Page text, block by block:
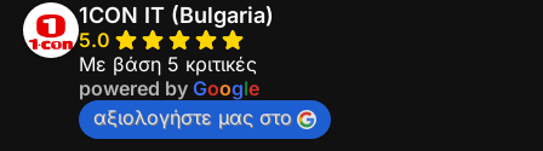
1CON IT (Bulgaria)
5.0
Με βάση 5 κριτικές
powered by Google
αξιολογήστε μας στο